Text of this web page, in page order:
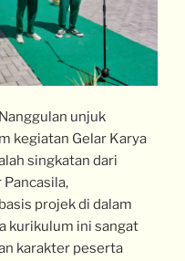
unjuk
kegiatan Gelar Karya
singkatan dari
projek di dalam
kurikulum ini sangat
karakter peserta